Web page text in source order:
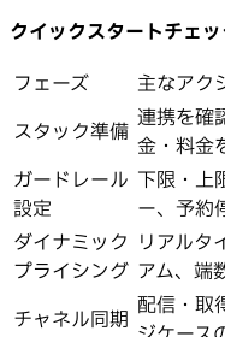
クイックスタートチェ
フェーズ
主なアク
スタック準備 連携を確
金・料金
ガードレール
設定
下限・上
ー、予約
ダイナミック
プライシング
リアルタ
アム、端
チャネル同期 配信・取